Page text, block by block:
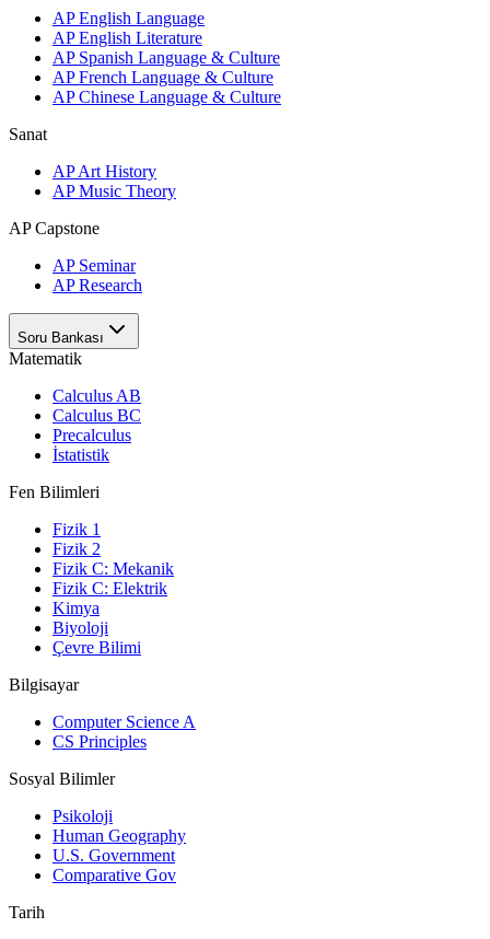
AP English Language
AP English Literature
AP Spanish Language & Culture
AP French Language & Culture
AP Chinese Language & Culture
Sanat
AP Art History
AP Music Theory
AP Capstone
AP Seminar
AP Research
Soru Bankası
Matematik
Calculus AB
Calculus BC
Precalculus
İstatistik
Fen Bilimleri
Fizik 1
Fizik 2
Fizik C: Mekanik
Fizik C: Elektrik
Kimya
Biyoloji
Çevre Bilimi
Bilgisayar
Computer Science A
CS Principles
Sosyal Bilimler
Psikoloji
Human Geography
U.S. Government
Comparative Gov
Tarih